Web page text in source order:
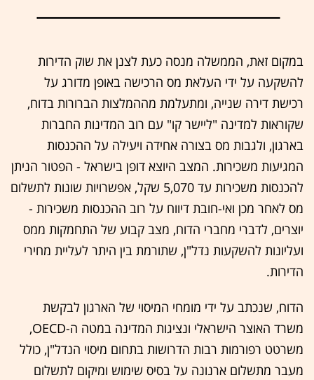
במקום זאת, הממשלה מנסה כעת לצנן את שוק הדירות
להשקעה על ידי העלאת מס הרכישה באופן מדורג על
רכישת דירה שנייה, ומתעלמת מההמלצות הברורות בדוח,
שקוראות למדינה "ליישר קו" עם רוב המדינות החברות
בארגון, ולגבות מס בצורה אחידה ויעילה על ההכנסות
המגיעות משכירות. המצב היוצא דופן בישראל - הפטור הניתן
להכנסות משכירות עד 5,070 שקל, אפשרויות שונות לתשלום
מס לאחר מכן ואי-חובת דיווח על רוב ההכנסות משכירות -
יוצרים, לדברי מחברי הדוח, מצב קבוע של התחמקות ממס
ועליונות להשקעות נדל"ן, שתורמת בין היתר לעליית מחירי
הדירות.
הדוח, שנכתב על ידי מומחי המיסוי של הארגון לבקשת
משרד האוצר הישראלי ונציגות המדינה במטה ה-OECD,
משרטט רפורמות רבות הדרושות בתחום מיסוי הנדל"ן, כולל
מעבר מתשלום ארנונה על בסיס שימוש ומיקום לתשלום